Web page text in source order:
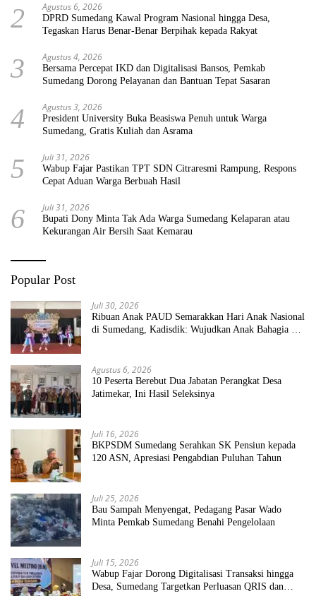
2 Agustus 6, 2026
DPRD Sumedang Kawal Program Nasional hingga Desa,
Tegaskan Harus Benar-Benar Berpihak kepada Rakyat
3 Agustus 4, 2026
Bersama Percepat IKD dan Digitalisasi Bansos, Pemkab
Sumedang Dorong Pelayanan dan Bantuan Tepat Sasaran
4 Agustus 3, 2026
President University Buka Beasiswa Penuh untuk Warga
Sumedang, Gratis Kuliah dan Asrama
5 Juli 31, 2026
Wabup Fajar Pastikan TPT SDN Citraresmi Rampung, Respons
Cepat Aduan Warga Berbuah Hasil
6 Juli 31, 2026
Bupati Dony Minta Tak Ada Warga Sumedang Kelaparan atau
Kekurangan Air Bersih Saat Kemarau
Popular Post
Juli 30, 2026
Ribuan Anak PAUD Semarakkan Hari Anak Nasional
di Sumedang, Kadisdik: Wujudkan Anak Bahagia dan
Agustus 6, 2026
10 Peserta Berebut Dua Jabatan Perangkat Desa
Jatimekar, Ini Hasil Seleksinya
Juli 16, 2026
BKPSDM Sumedang Serahkan SK Pensiun kepada
120 ASN, Apresiasi Pengabdian Puluhan Tahun
Juli 25, 2026
Bau Sampah Menyengat, Pedagang Pasar Wado
Minta Pemkab Sumedang Benahi Pengelolaan
Juli 15, 2026
Wabup Fajar Dorong Digitalisasi Transaksi hingga
Desa, Sumedang Targetkan Perluasan QRIS dan